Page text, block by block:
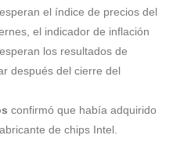
el índice de precios del
el indicador de inflación
los resultados de
después del cierre del
confirmó que había adquirido
de chips Intel.